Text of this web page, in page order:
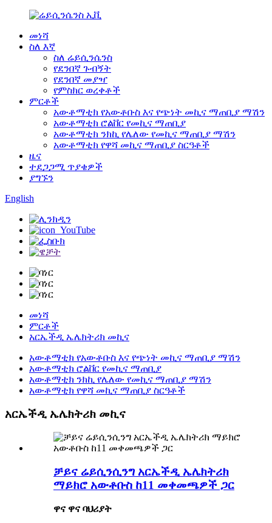
መነሻ
ስለ እኛ
ስለ ሬይሲንሴንስ
የደንበኛ ጉብኝት
የደንበኛ መያዣ
የምስክር ወረቀቶች
ምርቶች
አውቶማቲክ የአውቶቡስ እና የጭነት መኪና ማጠቢያ ማሽን
አውቶማቲክ ሮልቨር የመኪና ማጠቢያ
አውቶማቲክ ንክኪ የሌለው የመኪና ማጠቢያ ማሽን
አውቶማቲክ የዋሻ መኪና ማጠቢያ ስርዓቶች
ዜና
ተደጋጋሚ ጥያቄዎች
ያግኙን
English
መነሻ
ምርቶች
አርኤችዲ ኤሌክትሪክ መኪና
አውቶማቲክ የአውቶቡስ እና የጭነት መኪና ማጠቢያ ማሽን
አውቶማቲክ ሮልቨር የመኪና ማጠቢያ
አውቶማቲክ ንክኪ የሌለው የመኪና ማጠቢያ ማሽን
አውቶማቲክ የዋሻ መኪና ማጠቢያ ስርዓቶች
አርኤችዲ ኤሌክትሪክ መኪና
ቻይና ሬይሲንሲንግ አርኤችዲ ኤሌክትሪክ
ማይክሮ አውቶቡስ ከ11 መቀመጫዎች ጋር
ዋና ዋና ባህሪያት